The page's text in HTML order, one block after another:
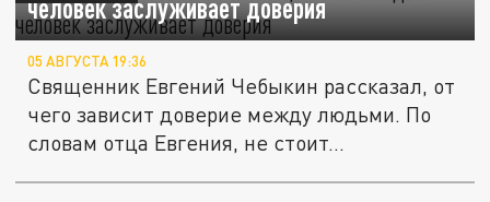
человек заслуживает доверия
05 АВГУСТА 19:36
Священник Евгений Чебыкин рассказал, от
чего зависит доверие между людьми. По
словам отца Евгения, не стоит...
Не хватает любви и смысла: священник